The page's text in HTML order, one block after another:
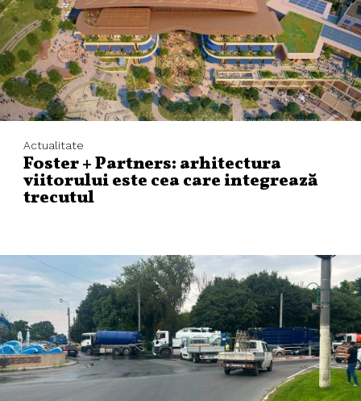
Actualitate
Foster + Partners: arhitectura
viitorului este cea care integrează
trecutul